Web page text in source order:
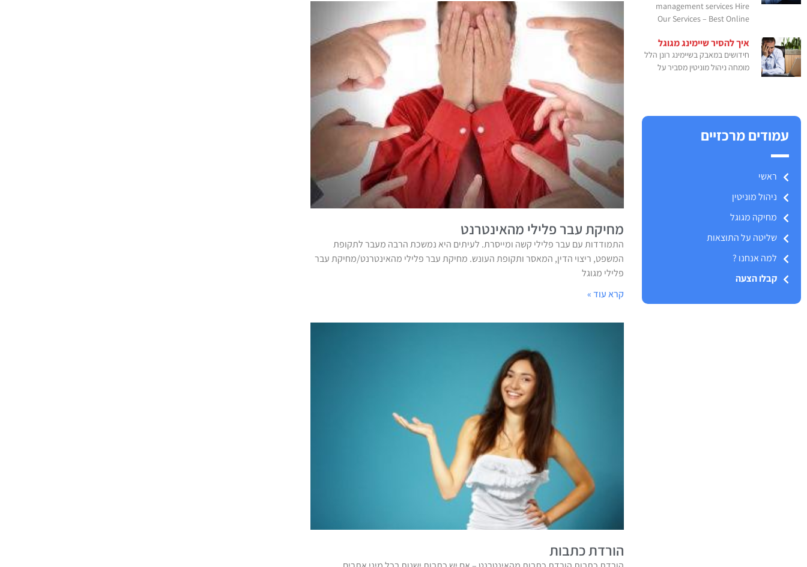
management services Hire
Our Services – Best Online
איך להסיר שיימינג מגוגל
חידושים במאבק בשיימינג רונן הלל
מומחה ניהול מוניטין מסביר על
עמודים מרכזיים
ראשי
ניהול מוניטין
מחיקה מגוגל
שליטה על התוצאות
למה אנחנו ?
קבלו הצעה
מחיקת עבר פלילי מהאינטרנט
התמודדות עם עבר פלילי קשה ומייסרת. לעיתים היא נמשכת הרבה מעבר לתקופת
המשפט, ריצוי הדין, המאסר ותקופת העונש. מחיקת עבר פלילי מהאינטרנט/מחיקת עבר
פלילי מגוגל
קרא עוד »
הורדת כתבות